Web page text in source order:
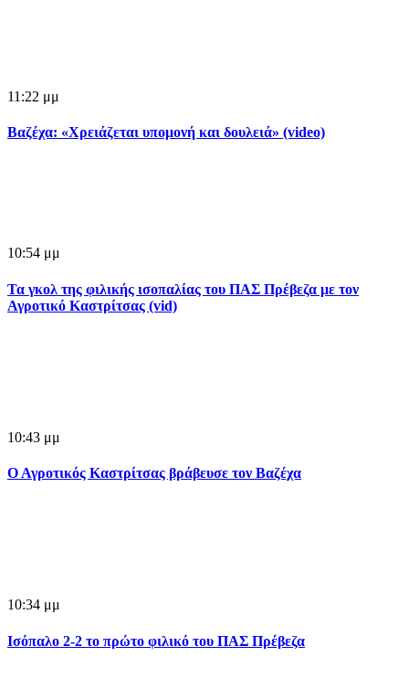
11:22 μμ
Βαζέχα: «Χρειάζεται υπομονή και δουλειά» (video)
10:54 μμ
Τα γκολ της φιλικής ισοπαλίας του ΠΑΣ Πρέβεζα με τον
Αγροτικό Καστρίτσας (vid)
10:43 μμ
Ο Αγροτικός Καστρίτσας βράβευσε τον Βαζέχα
10:34 μμ
Ισόπαλο 2-2 το πρώτο φιλικό του ΠΑΣ Πρέβεζα